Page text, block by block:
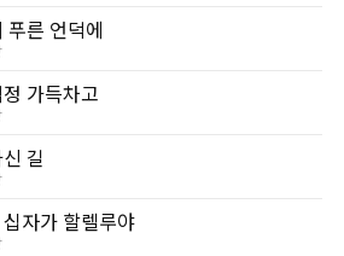
푸른 언덕에
가득차고
길
자가 할렐루야